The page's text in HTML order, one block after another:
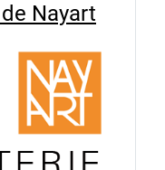
Nayart